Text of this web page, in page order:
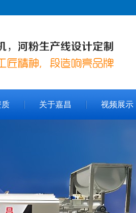
质 关于嘉昌 视频展示